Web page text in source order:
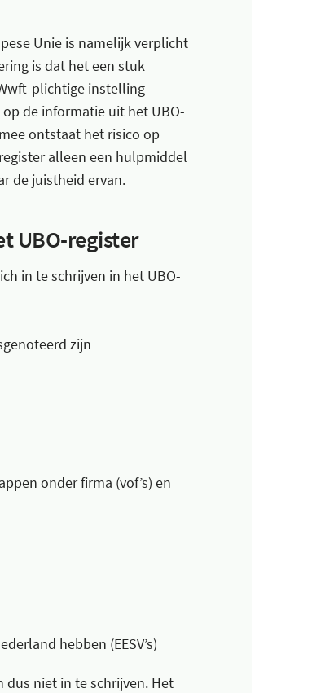
Unie is namelijk verplicht
is dat het een stuk
plichtige instelling
de informatie uit het UBO-
ontstaat het risico op
alleen een hulpmiddel
de juistheid ervan.
UBO-register
in te schrijven in het UBO-
zijn
onder firma (vof’s) en
hebben (EESV’s)
dus niet in te schrijven. Het